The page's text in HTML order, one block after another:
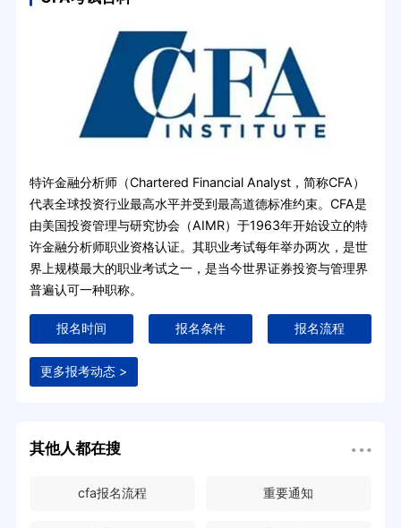
特许金融分析师（Chartered Financial Analyst，简称CFA）
代表全球投资行业最高水平并受到最高道德标准约束。CFA是
由美国投资管理与研究协会（AIMR）于1963年开始设立的特
许金融分析师职业资格认证。其职业考试每年举办两次，是世
界上规模最大的职业考试之一，是当今世界证券投资与管理界
普遍认可一种职称。
报名时间 报名条件 报名流程
更多报考动态 >
其他人都在搜
cfa报名流程 重要通知